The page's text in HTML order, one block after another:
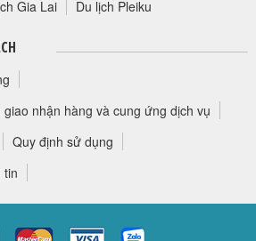
Gia Lai Du lịch Pleiku
nhận hàng và cung ứng dịch vụ
Quy định sử dụng
tin